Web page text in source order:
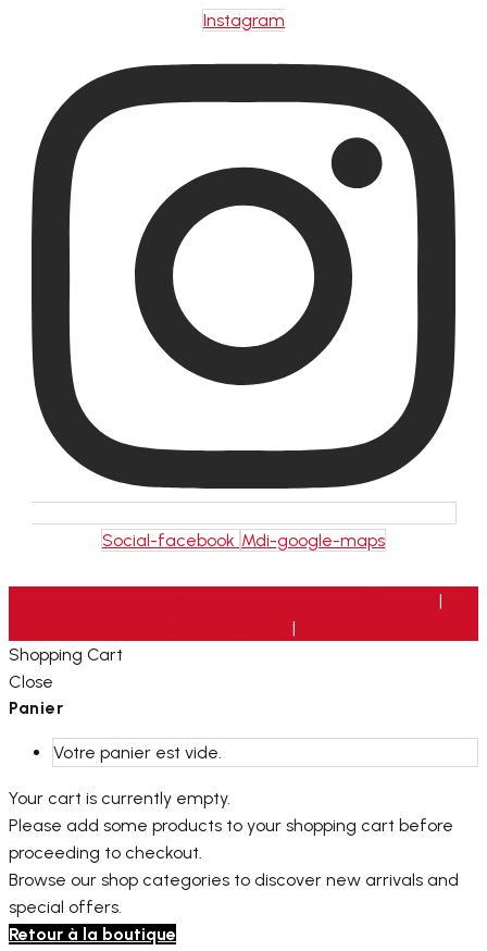
Instagram
Social-facebook Mdi-google-maps
|
|
Shopping Cart
Close
Panier
Votre panier est vide.
Your cart is currently empty.
Please add some products to your shopping cart before
proceeding to checkout.
Browse our shop categories to discover new arrivals and
special offers.
Retour à la boutique